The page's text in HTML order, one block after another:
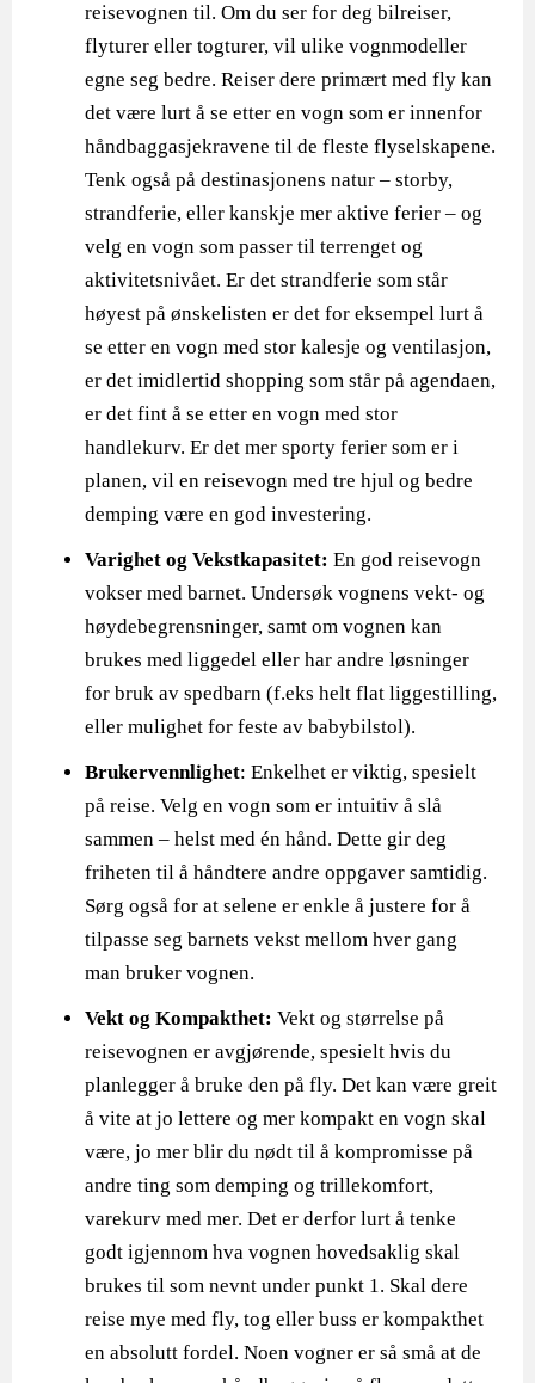
reisevognen til. Om du ser for deg bilreiser,
flyturer eller togturer, vil ulike vognmodeller
egne seg bedre. Reiser dere primært med fly kan
det være lurt å se etter en vogn som er innenfor
håndbaggasjekravene til de fleste flyselskapene.
Tenk også på destinasjonens natur – storby,
strandferie, eller kanskje mer aktive ferier – og
velg en vogn som passer til terrenget og
aktivitetsnivået. Er det strandferie som står
høyest på ønskelisten er det for eksempel lurt å
se etter en vogn med stor kalesje og ventilasjon,
er det imidlertid shopping som står på agendaen,
er det fint å se etter en vogn med stor
handlekurv. Er det mer sporty ferier som er i
planen, vil en reisevogn med tre hjul og bedre
demping være en god investering.
Varighet og Vekstkapasitet: En god reisevogn
vokser med barnet. Undersøk vognens vekt- og
høydebegrensninger, samt om vognen kan
brukes med liggedel eller har andre løsninger
for bruk av spedbarn (f.eks helt flat liggestilling,
eller mulighet for feste av babybilstol).
Brukervennlighet: Enkelhet er viktig, spesielt
på reise. Velg en vogn som er intuitiv å slå
sammen – helst med én hånd. Dette gir deg
friheten til å håndtere andre oppgaver samtidig.
Sørg også for at selene er enkle å justere for å
tilpasse seg barnets vekst mellom hver gang
man bruker vognen.
Vekt og Kompakthet: Vekt og størrelse på
reisevognen er avgjørende, spesielt hvis du
planlegger å bruke den på fly. Det kan være greit
å vite at jo lettere og mer kompakt en vogn skal
være, jo mer blir du nødt til å kompromisse på
andre ting som demping og trillekomfort,
varekurv med mer. Det er derfor lurt å tenke
godt igjennom hva vognen hovedsaklig skal
brukes til som nevnt under punkt 1. Skal dere
reise mye med fly, tog eller buss er kompakthet
en absolutt fordel. Noen vogner er så små at de